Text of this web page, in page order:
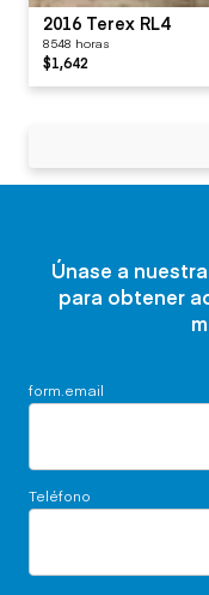
2016 Terex RL4
8548 horas
$1,642
Únase a
para obtener
form.email
Teléfono